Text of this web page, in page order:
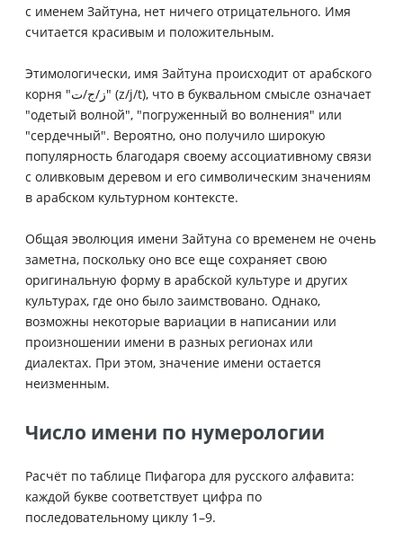
с именем Зайтуна, нет ничего отрицательного. Имя
считается красивым и положительным.
Этимологически, имя Зайтуна происходит от арабского
корня "ز/ج/ت" (z/j/t), что в буквальном смысле означает
"одетый волной", "погруженный во волнения" или
"сердечный". Вероятно, оно получило широкую
популярность благодаря своему ассоциативному связи
с оливковым деревом и его символическим значениям
в арабском культурном контексте.
Общая эволюция имени Зайтуна со временем не очень
заметна, поскольку оно все еще сохраняет свою
оригинальную форму в арабской культуре и других
культурах, где оно было заимствовано. Однако,
возможны некоторые вариации в написании или
произношении имени в разных регионах или
диалектах. При этом, значение имени остается
неизменным.
Число имени по нумерологии
Расчёт по таблице Пифагора для русского алфавита:
каждой букве соответствует цифра по
последовательному циклу 1–9.